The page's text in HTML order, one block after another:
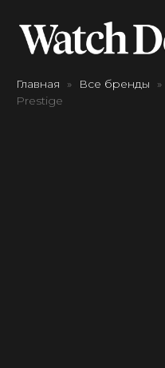
Главная Все бренды
Prestige